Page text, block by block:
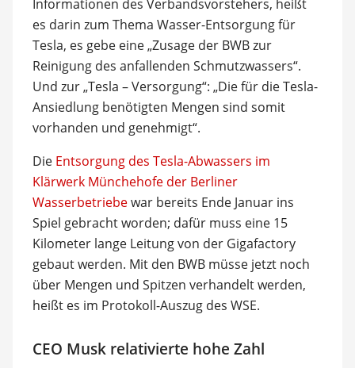
Informationen des Verbandsvorstehers, heißt
es darin zum Thema Wasser-Entsorgung für
Tesla, es gebe eine „Zusage der BWB zur
Reinigung des anfallenden Schmutzwassers“.
Und zur „Tesla – Versorgung“: „Die für die Tesla-
Ansiedlung benötigten Mengen sind somit
vorhanden und genehmigt“.
Die Entsorgung des Tesla-Abwassers im
Klärwerk Münchehofe der Berliner
Wasserbetriebewar bereits Ende Januar ins
Spiel gebracht worden; dafür muss eine 15
Kilometer lange Leitung von der Gigafactory
gebaut werden. Mit den BWB müsse jetzt noch
über Mengen und Spitzen verhandelt werden,
heißt es im Protokoll-Auszug des WSE.
CEO Musk relativierte hohe Zahl